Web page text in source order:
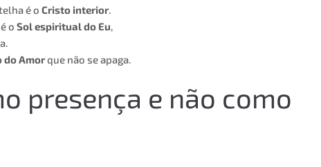
é o Cristo interior.
o Sol espiritual do Eu,
do Amorque não se apaga.
presença e não como